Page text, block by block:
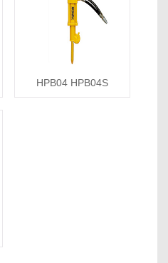
HPB04 HPB04S